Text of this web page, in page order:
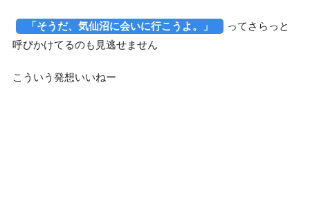
「そうだ、気仙沼に会いに行こうよ。」
ってさらっと
呼びかけてるのも見逃せません
こういう発想いいねー